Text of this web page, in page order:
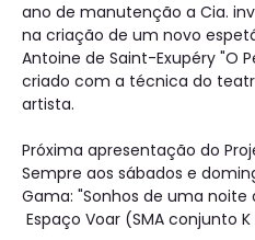
ano de manutenção a Cia.
na criação de um novo
Antoine de Saint-Exupéry "O
criado com a técnica do
artista.
Próxima apresentação do
Sempre aos sábados e
Gama: "Sonhos de uma
Espaço Voar (SMA conjunto K